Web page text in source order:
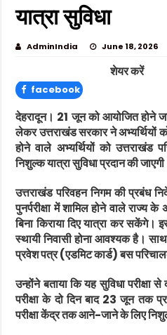
यात्रा सुविधा
AdminIndia June 18, 2026
शेयर करें
facebook
देहरादून। 21 जून को आयोजित होने
लेकर उत्तराखंड सरकार ने अभ्यर्थियों
होने वाले अभ्यर्थियों को उत्तराखंड
निशुल्क यात्रा सुविधा प्रदान की
उत्तराखंड परिवहन निगम की प्रबंध
पुनर्परीक्षा में शामिल होने वाले राज्य
बिना किराया दिए यात्रा कर सकेंगे।
स्थायी निवासी होना आवश्यक है।
प्रवेश पत्र (एडमिट कार्ड) बस
उन्होंने बताया कि यह सुविधा
परीक्षा के दो दिन बाद 23 जून तक
परीक्षा केंद्र तक आने-जाने के लिए